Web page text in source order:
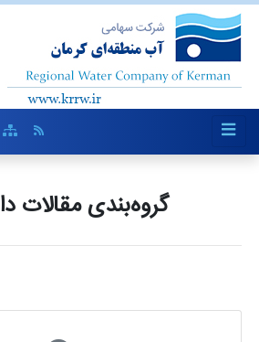
گروه‌بندی مقالات